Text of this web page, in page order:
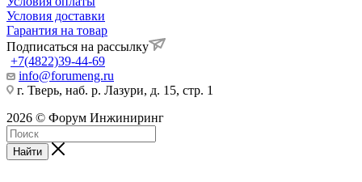
Условия доставки
Гарантия на товар
Подписаться на рассылку
+7(4822)39-44-69
info@forumeng.ru
г. Тверь, наб. р. Лазури, д. 15, стр. 1
2026 © Форум Инжиниринг
Найти